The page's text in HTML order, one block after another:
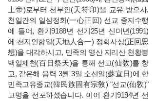
上帝)로부터 천부인(天符印)을 교유 받으사,
천일간의 일심정회(一心正回) 선교 종지수행
에 들어, 환기9188년 선기25년 신미년(1991)
에 천지인합일(天地人合一) 정회사상(正回思
想)을 대각하시고, 민족의 영산 지리산 천황봉
백일제천(百日祭天)을 통해 선교(仙敎)를 창
교, 같은해 음력 3월 3일 소선일(蘇宣日)에 한
민족고유종교(韓民族固有宗敎) "선교(仙敎)"
교명을 선포하셨습니다. 이어 환기9194년 선